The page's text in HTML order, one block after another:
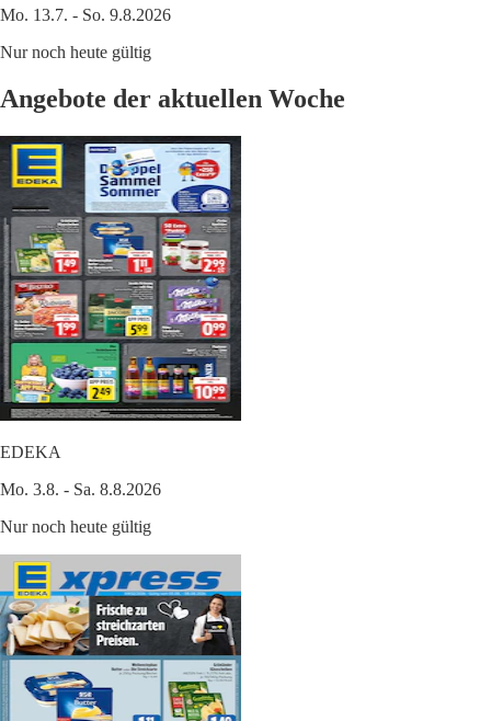
Mo. 13.7. - So. 9.8.2026
Nur noch heute gültig
Angebote der aktuellen Woche
EDEKA
Mo. 3.8. - Sa. 8.8.2026
Nur noch heute gültig